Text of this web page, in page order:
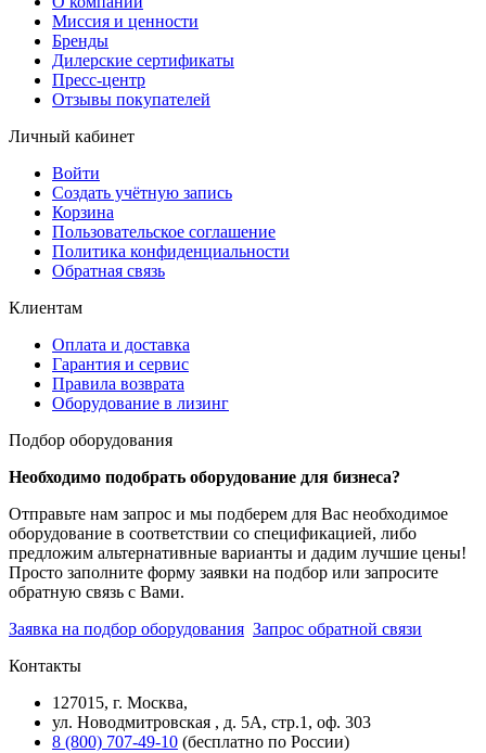
Миссия и ценности
Бренды
Дилерские сертификаты
Пресс-центр
Отзывы покупателей
Личный кабинет
Войти
Создать учётную запись
Корзина
Пользовательское соглашение
Политика конфиденциальности
Обратная связь
Клиентам
Оплата и доставка
Гарантия и сервис
Правила возврата
Оборудование в лизинг
Подбор оборудования
Необходимо подобрать оборудование для бизнеса?
Отправьте нам запрос и мы подберем для Вас необходимое
оборудование в соответствии со спецификацией, либо
предложим альтернативные варианты и дадим лучшие цены!
Просто заполните форму заявки на подбор или запросите
обратную связь с Вами.
Заявка на подбор оборудования Запрос обратной связи
Контакты
127015, г. Москва,
ул. Новодмитровская , д. 5А, стр.1, оф. 303
8 (800) 707-49-10 (бесплатно по России)